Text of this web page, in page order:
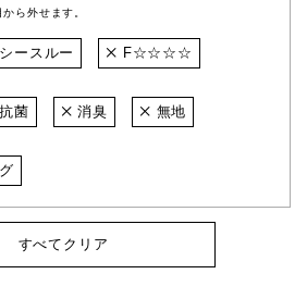
ら外せます。
シースルー F☆☆☆☆
抗菌 消臭 無地
すべてクリア